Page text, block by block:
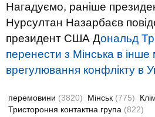
Нагадуємо, раніше
Нурсултан Назарбаєв
президент США Дональд
перенести з Мінська в інше
врегулювання конфлікту в
перемовини (3820) Мінськ (775)
Тристороння контактна група (822)